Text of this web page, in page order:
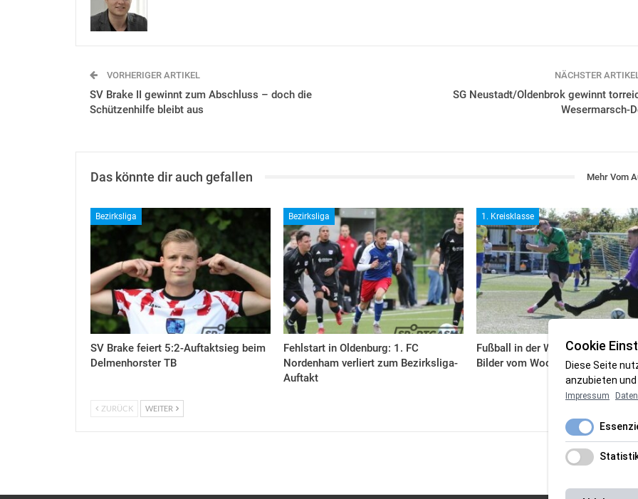
VORHERIGER ARTIKEL
SV Brake II gewinnt zum Abschluss – doch die
Schützenhilfe bleibt aus
NÄCHSTER
SG Neustadt/Oldenbrok gewinnt
Wesermarsch-
Das könnte dir auch gefallen Mehr Vom
Bezirksliga
SV Brake feiert 5:2-Auftaktsieg beim
Delmenhorster TB
Bezirksliga
Fehlstart in Oldenburg: 1. FC
Nordenham verliert zum Bezirksliga-
Auftakt
1. Kreisklasse
Fußball in der Wesermarsch: Die
Bilder vom Wochenende
ZURÜCK WEITER
Cookie
Diese Seite
anzubieten
Impressum